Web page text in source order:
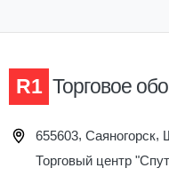
R1 Торговое
655603, Саяногорск,
Торговый центр